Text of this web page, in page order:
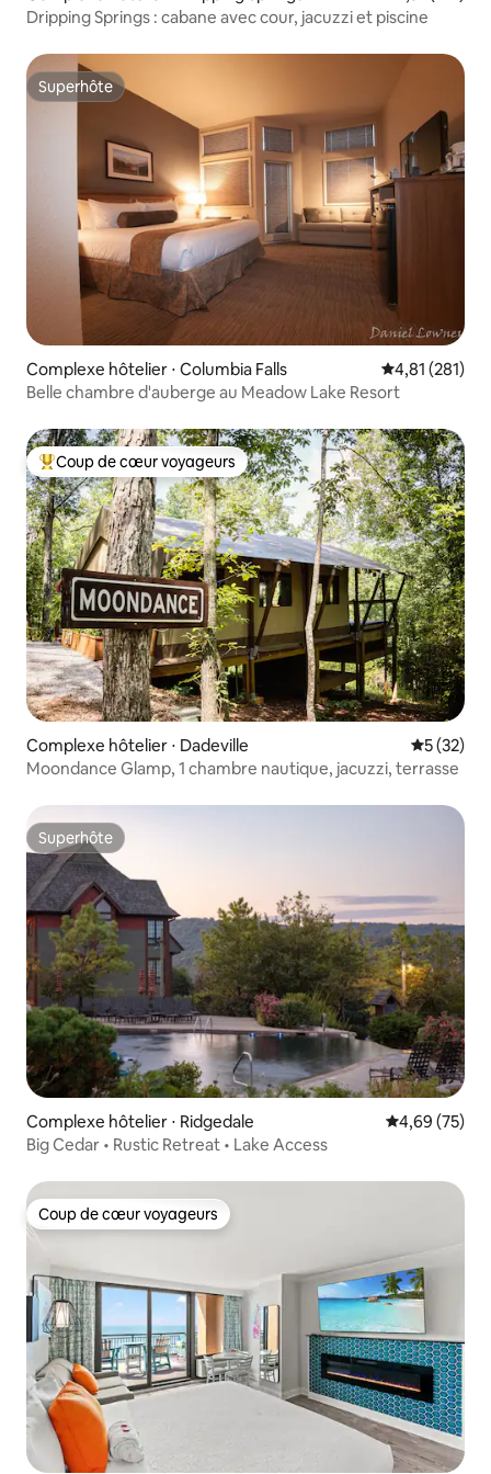
l'ascenseur. Un placard de rangement
est fourni pour sécuriser vos skis et
snowboards. Pour vos besoins de
lessive, un lave-linge et un sèche-linge
sont fournis dans votre suite. Venez
profiter de tout ce que Park City a à
Dripping Springs : cabane avec cour, jacuzzi et piscine
Superhôte
Superhôte
Complexe hôtelier ⋅ Columbia Falls Évaluation
4,81 (281)
Belle chambre d'auberge au Meadow Lake Resort
Coups de cœur voyageurs les plus appréciés
Coup de cœur voyageurs
Complexe hôtelier ⋅ Dadeville
5 (32)
Moondance Glamp, 1 chambre nautique, jacuzzi, terrasse
Superhôte
Superhôte
Complexe hôtelier ⋅ Ridgedale Évaluation
4,69 (75)
Big Cedar • Rustic Retreat • Lake Access
Coup de cœur voyageurs
Coup de cœur voyageurs